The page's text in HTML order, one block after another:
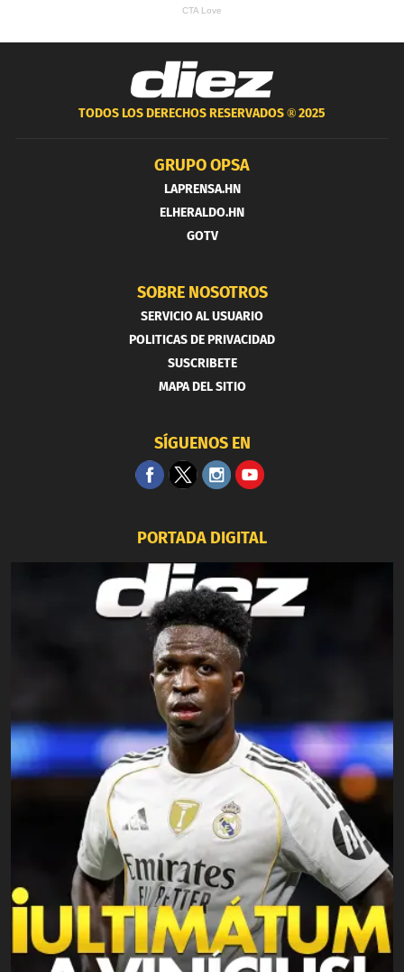
TODOS LOS DERECHOS RESERVADOS ®2025
GRUPO OPSA
LAPRENSA.HN
ELHERALDO.HN
GOTV
SOBRE NOSOTROS
SERVICIO AL USUARIO
POLITICAS DE PRIVACIDAD
SUSCRIBETE
MAPA DEL SITIO
SÍGUENOS EN
PORTADA DIGITAL